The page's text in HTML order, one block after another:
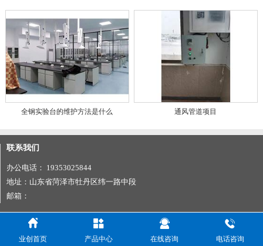

业创首页

产品中心

在线咨询

电话咨询
全钢实验台的维护方法是什么 通风管道项目
联系我们
办公电话： 19353025844
地址：山东省菏泽市牡丹区纬一路中段
邮箱：